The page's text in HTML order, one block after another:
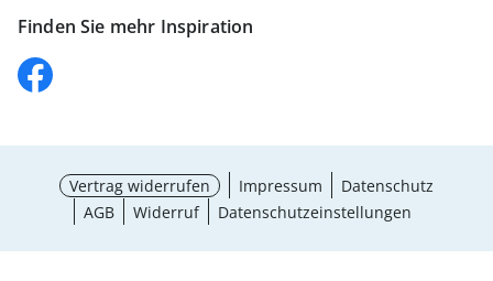
Finden Sie mehr Inspiration
Vertrag widerrufen Impressum
Datenschutz
AGB
Widerruf Datenschutzeinstellungen